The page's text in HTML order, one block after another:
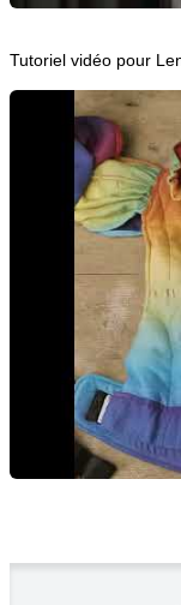
Tutoriel vidéo pour